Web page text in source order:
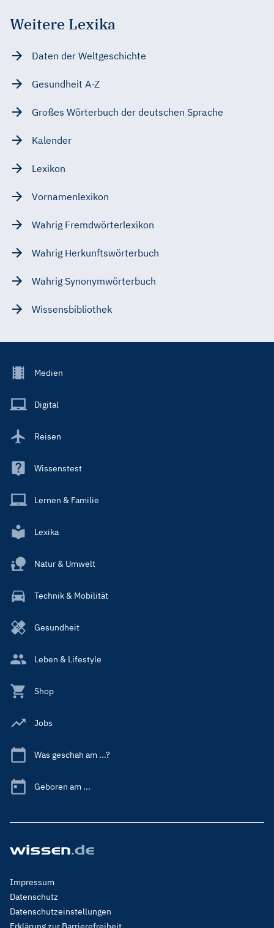
Weitere Lexika
Daten der Weltgeschichte
Gesundheit A-Z
Großes Wörterbuch der deutschen Sprache
Kalender
Lexikon
Vornamenlexikon
Wahrig Fremdwörterlexikon
Wahrig Herkunftswörterbuch
Wahrig Synonymwörterbuch
Wissensbibliothek
Footer
Main
Medien
Digital
Reisen
Wissenstest
Lernen & Familie
Lexika
Natur & Umwelt
Technik & Mobilität
Gesundheit
Leben & Lifestyle
Shop
Jobs
Was geschah am ...?
Geboren am ...
Footer
Menu
Legal
Impressum
Datenschutz
Datenschutzeinstellungen